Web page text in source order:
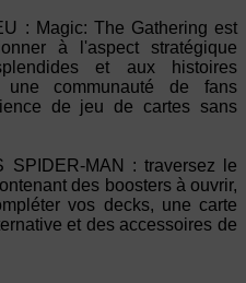
: Magic: The Gathering est
à l'aspect stratégique
et aux histoires
une communauté de fans
de jeu de cartes sans
SPIDER-MAN : traversez le
des boosters à ouvrir,
vos decks, une carte
et des accessoires de